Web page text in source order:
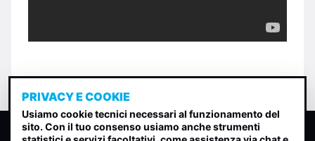
CLASSIFICA INDIE
PRIVACY E COOKIE
Usiamo cookie tecnici necessari al funzionamento del
sito. Con il tuo consenso usiamo anche strumenti